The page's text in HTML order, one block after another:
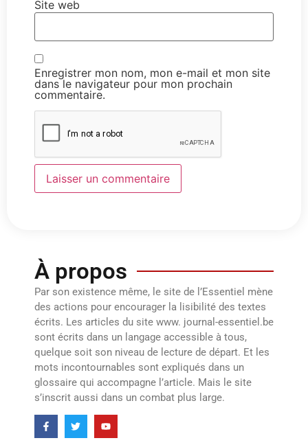
Site web
Enregistrer mon nom, mon e-mail et mon site
dans le navigateur pour mon prochain
commentaire.
À propos
Par son existence même, le site de l’Essentiel mène
des actions pour encourager la lisibilité des textes
écrits. Les articles du site www. journal-essentiel.be
sont écrits dans un langage accessible à tous,
quelque soit son niveau de lecture de départ. Et les
mots incontournables sont expliqués dans un
glossaire qui accompagne l’article. Mais le site
s’inscrit aussi dans un combat plus large.